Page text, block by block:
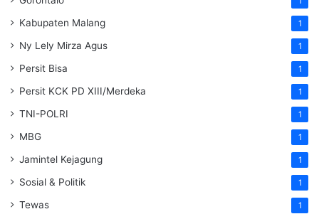
Kabupaten Malang 1
Ny Lely Mirza Agus 1
Persit Bisa 1
Persit KCK PD XIII/Merdeka 1
TNI-POLRI 1
MBG 1
Jamintel Kejagung 1
Sosial & Politik 1
Tewas 1